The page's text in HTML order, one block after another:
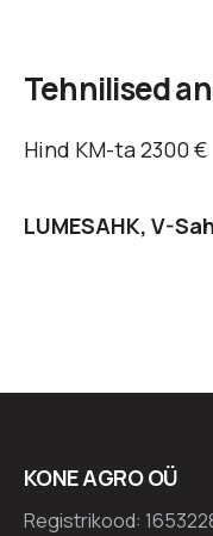
Tehnilised
Hind KM-ta 2300 €
LUMESAHK, V-
KONE AGRO OÜ
Registrikood: